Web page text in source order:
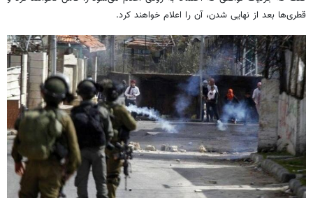
قطری‌ها بعد از نهایی شدن، آن را اعلام خواهند کرد.